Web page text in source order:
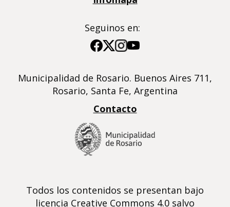
Seguinos en:
Imagen
Imagen
Imagen
Imagen
Municipalidad de Rosario. Buenos Aires 711,
Rosario, Santa Fe, Argentina
Contacto
Todos los contenidos se presentan bajo
licencia Creative Commons 4.0 salvo